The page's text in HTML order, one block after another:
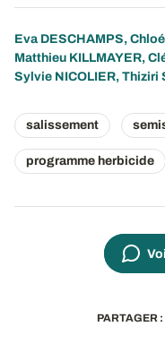
Eva DESCHAMPS,
Matthieu KILLMAYER,
Sylvie NICOLIER, Thiziri
salissement
programme herbicide
PARTAGER :